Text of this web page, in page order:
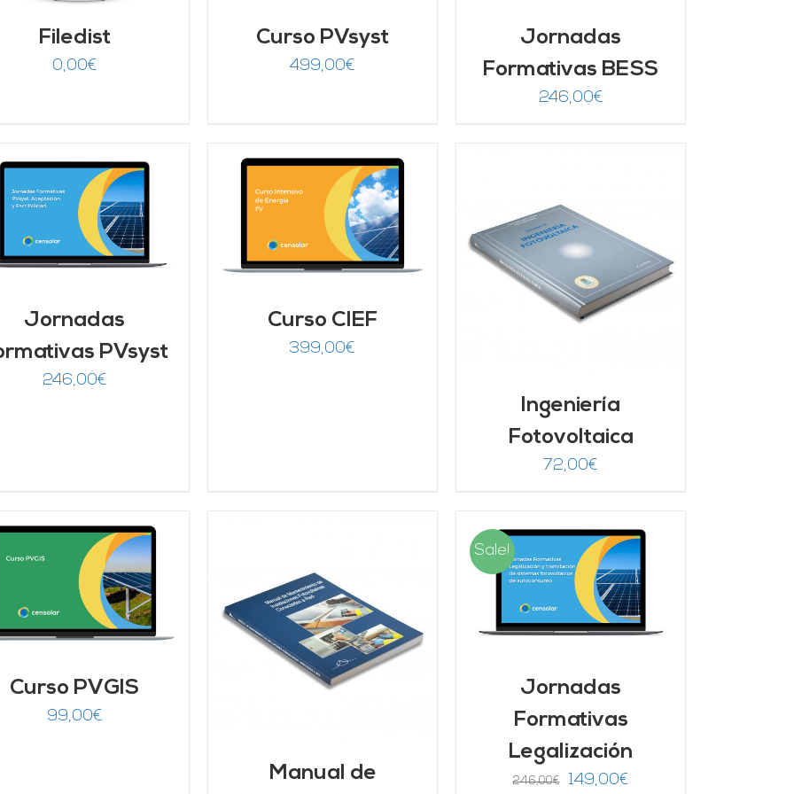
Filedist
0,00€
Curso PVsyst
499,00€
Jornadas
Formativas BESS
246,00€
Jornadas
PVsyst
246,00€
AÑADIR AL CARRITO
DETALLES
Curso CIEF
399,00€
AÑADIR AL CARRITO
DETALLES
Ingeniería
Fotovoltaica
72,00€
Curso PVGIS
99,00€
AÑADIR AL CARRITO
DETALLES
Manual de
Sale!
AÑADIR AL CARRITO
DETALLES
Jornadas
Formativas
Legalización
246,00€
El
149,00€El